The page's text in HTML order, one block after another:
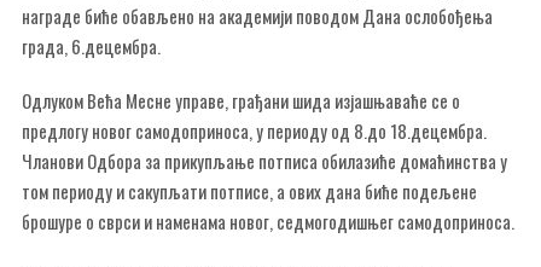
награде биће обављено на академији поводом Дана ослобођења
града, 6.децембра.
Одлуком Већа Месне управе, грађани шида изјашњаваће се о
предлогу новог самодоприноса, у периоду од 8.до 18.децембра.
Чланови Одбора за прикупљање потписа обилазиће домаћинства у
том периоду и сакупљати потписе, а ових дана биће подељене
брошуре о сврси и наменама новог, седмогодишњег самодоприноса.